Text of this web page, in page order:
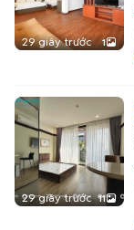
29 giây trước 1
29 giây trước 11